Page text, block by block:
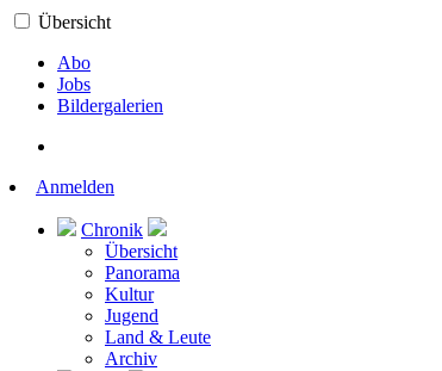
Übersicht
Abo
Jobs
Bildergalerien
Anmelden
Chronik
Übersicht
Panorama
Kultur
Jugend
Land & Leute
Archiv